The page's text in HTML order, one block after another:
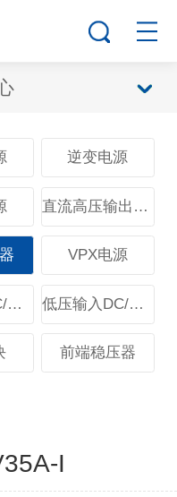
逆变电源
直流高压输出电源
VPX电源
高压输入DC/DC模块 低压输入DC/DC模块
前端稳压器
I